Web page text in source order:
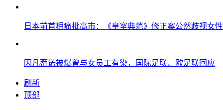
日本前首相痛批高市：《皇室典范》修正案公然歧视女性
因凡蒂诺被爆曾与女员工有染，国际足联、欧足联回应
刷新
顶部